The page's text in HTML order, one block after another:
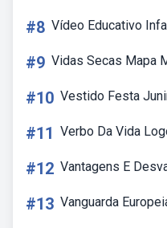
#8 Vídeo Educativo
#9 Vidas Secas Mapa
#10 Vestido Festa
#11 Verbo Da Vida
#12 Vantagens E
#13 Vanguarda